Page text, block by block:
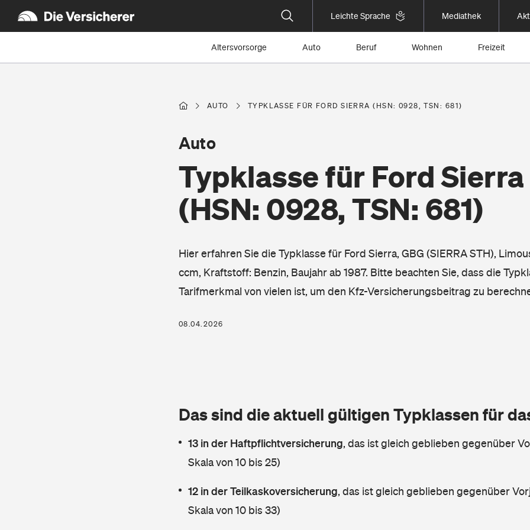
Leichte Sprache Mediathek
Altersvorsorge Auto Beruf Wohnen Freizeit
AUTO TYPKLASSE FÜR FORD SIERRA (HSN: 0928, TSN: 681)
Typklasse für Ford Sierra
(HSN: 0928, TSN: 681)
Auto
Hier erfahren Sie die Typklasse für Ford Sierra, GBG (SIERRA STH),
ccm, Kraftstoff: Benzin, Baujahr ab 1987. Bitte beachten Sie, dass die
Tarifmerkmal von vielen ist, um den Kfz-Versicherungsbeitrag zu
08.04.2026
Das sind die aktuell gültigen Typklassen für
13 in der Haftpflichtversicherung, das ist gleich geblieben gegenüber
Skala von 10 bis 25)
12 in der Teilkaskoversicherung, das ist gleich geblieben gegenüber
Skala von 10 bis 33)